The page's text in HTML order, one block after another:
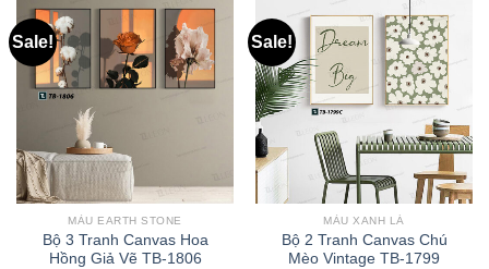
Sale!
MÀU EARTH STONE
Bộ 3 Tranh Canvas Hoa
Hồng Giả Vẽ TB-1806
Sale!
MÀU XANH LÁ
Bộ 2 Tranh Canvas Chú
Mèo Vintage TB-1799